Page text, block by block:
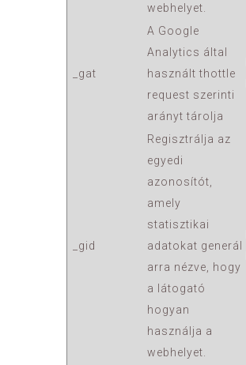
webhelyet.
_gat
A Google
Analytics által
használt thottle
request szerinti
arányt tárolja
_gid
Regisztrálja az
egyedi
azonosítót,
amely
statisztikai
adatokat generál
arra nézve, hogy
a látogató
hogyan
használja a
webhelyet.